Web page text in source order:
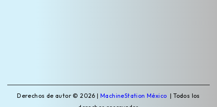
Derechos de autor © 2026 |MachineStation México | Todos los